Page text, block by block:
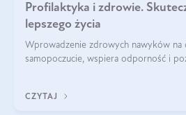
Profilaktyka i zdrowie.
lepszego życia
Wprowadzenie zdrowych nawyków na
samopoczucie, wspiera odporność i
CZYTAJ